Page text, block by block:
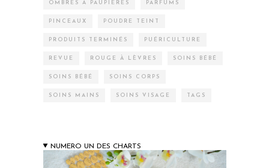
OMBRES À PAUPIÈRES PARFUMS
PINCEAUX POUDRE TEINT
PRODUITS TERMINÉS PUÉRICULTURE
REVUE ROUGE À LÈVRES SOINS BÉBÉ
SOINS BÉBÉ SOINS CORPS
SOINS MAINS SOINS VISAGE TAGS
NUMERO UN DES CHARTS